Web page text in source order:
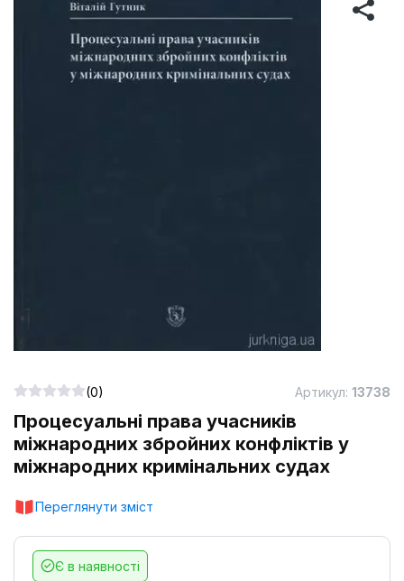
Процесуальні права учасників
міжнародних збройних конфліктів у
міжнародних кримінальних судах
Переглянути зміст
(0) Артикул: 13738
Є в наявності